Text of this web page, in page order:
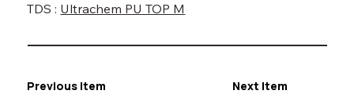
TDS : Ultrachem PU TOP M
Previous Item Next Item